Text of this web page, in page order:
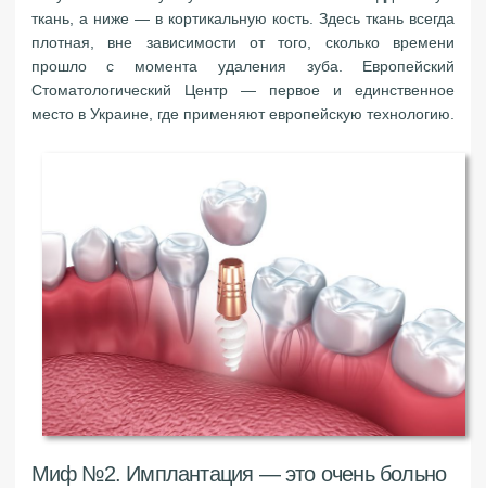
ткань, а ниже — в кортикальную кость. Здесь ткань всегда
плотная, вне зависимости от того, сколько времени
прошло с момента удаления зуба. Европейский
Стоматологический Центр — первое и единственное
место в Украине, где применяют европейскую технологию.
Миф №2. Имплантация — это очень больно